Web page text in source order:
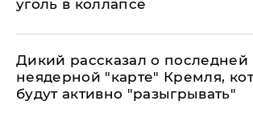
уголь в коллапсе
Дикий рассказал о последней
неядерной "карте" Кремля,
будут активно "разыгрывать"